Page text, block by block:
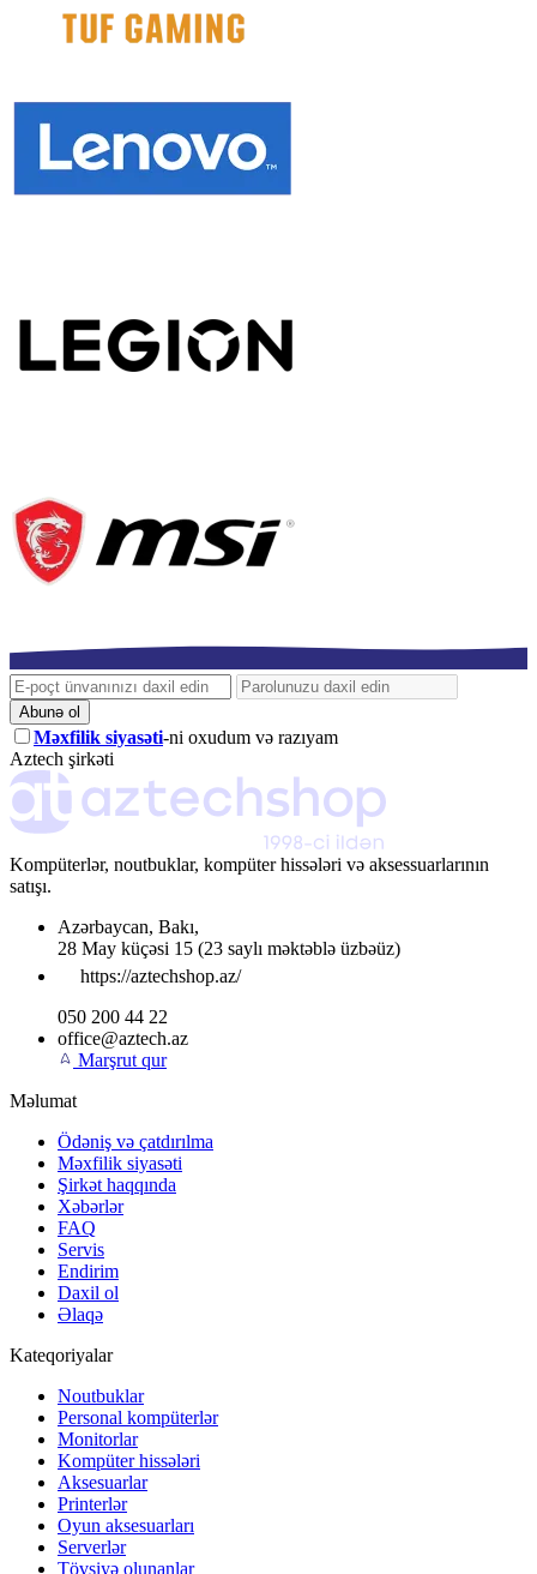
Abunə ol
Məxfilik siyasəti-ni oxudum və razıyam
Aztech şirkəti
Kompüterlər, noutbuklar, kompüter hissələri və aksessuarlarının
satışı.
Azərbaycan, Bakı,
28 May küçəsi 15 (23 saylı məktəblə üzbəüz)
https://aztechshop.az/
050 200 44 22
office@aztech.az
Marşrut qur
Məlumat
Ödəniş və çatdırılma
Məxfilik siyasəti
Şirkət haqqında
Xəbərlər
FAQ
Servis
Endirim
Daxil ol
Əlaqə
Kateqoriyalar
Noutbuklar
Personal kompüterlər
Monitorlar
Kompüter hissələri
Aksesuarlar
Printerlər
Oyun aksesuarları
Serverlər
Tövsiyə olunanlar